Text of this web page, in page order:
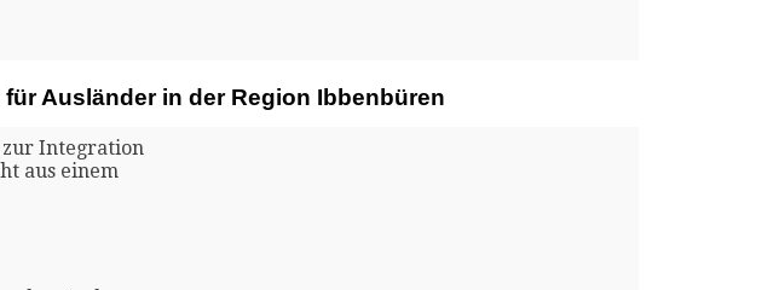
Ausländer in der Region Ibbenbüren
Integration
aus einem